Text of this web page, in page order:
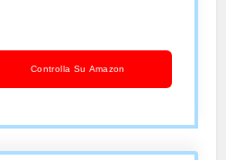
in Angora
Controlla Su Amazon